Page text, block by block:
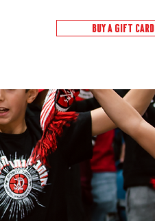
BUY A GIFT CARD